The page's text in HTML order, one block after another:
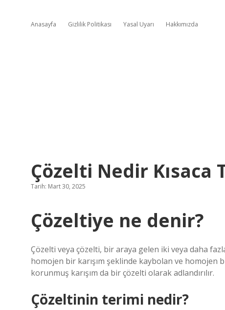
Anasayfa Gizlilik Politikası Yasal Uyarı Hakkımızda
Çözelti Nedir Kısaca
Tarih: Mart 30, 2025
Çözeltiye ne denir?
Çözelti veya çözelti, bir araya gelen iki veya daha
homojen bir karışım şeklinde kaybolan ve homojen
korunmuş karışım da bir çözelti olarak adlandırılır.
Çözeltinin terimi nedir?